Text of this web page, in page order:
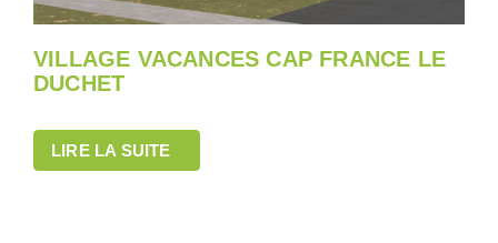
VILLAGE VACANCES CAP FRANCE LE
DUCHET
LIRE LA SUITE